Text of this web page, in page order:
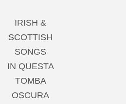
IRISH &
SCOTTISH
SONGS
IN QUESTA
TOMBA
OSCURA